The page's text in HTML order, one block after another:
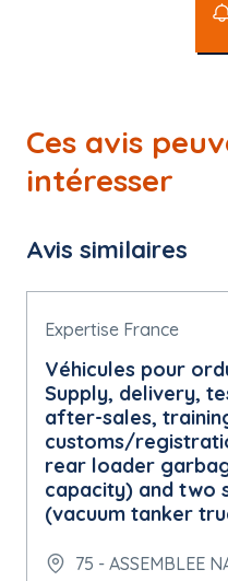
Ces avis
intéresser
Avis similaires
Expertise France
Véhicules pour
Supply, delivery,
after-sales,
customs/
rear loader
capacity) and two
(vacuum tanker
75 - ASSEMBLEE